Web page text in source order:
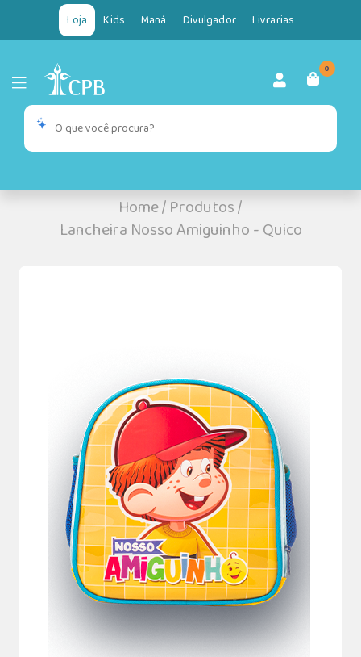
Loja Kids Maná Divulgador Livrarias
0
Home/Produtos/
Lancheira Nosso Amiguinho - Quico